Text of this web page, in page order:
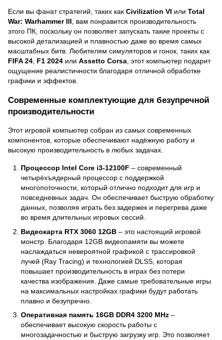
Если вы фанат стратегий, таких как Civilization VI или Total
War: Warhammer III , вам понравится производительность
этого ПК, поскольку он позволяет запускать такие проекты с
высокой детализацией и плавностью даже во время самых
масштабных битв. Любителям симуляторов и гонок, таких как
FIFA 24 F1 2024 или Assetto Corsa , этот компьютер подарит
ощущение реалистичности благодаря отличной обработке
графики и эффектов.
Современные комплектующие для безупречной
производительности
Этот игровой компьютер собран из самых современных
компонентов, которые обеспечивают надёжную работу и
высокую производительность в любых задачах.
Процессор Intel Core i3-12100F – современный
четырёхъядерный процессор с поддержкой
многопоточности, который отлично подходит для игр и
повседневных задач. Он обеспечивает быструю обработку
данных, позволяя играть без задержек и перегрева даже
во время длительных игровых сессий.
Видеокарта RTX 3060 12GB – это настоящий игровой
монстр. Благодаря 12GB видеопамяти вы можете
наслаждаться невероятной графикой с трассировкой
лучей (Ray Tracing) и технологией DLSS, которая
повышает производительность в играх без потери
качества изображения. Даже самые требовательные игры
на максимальных настройках графики будут работать
плавно и безупречно.
Оперативная память 16GB DDR4 3200 MHz –
обеспечивает высокую скорость работы с
многозадачностью и быструю загрузку игр. Это позволяет